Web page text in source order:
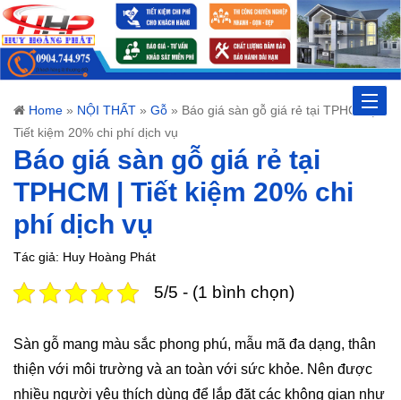
Toggle
Home » NỘI THẤT » Gỗ » Báo giá sàn gỗ giá rẻ tại TPHCM |
Tiết kiệm 20% chi phí dịch vụ
Báo giá sàn gỗ giá rẻ tại
TPHCM | Tiết kiệm 20% chi
phí dịch vụ
Tác giả: Huy Hoàng Phát
5/5 - (1 bình chọn)
Sàn gỗ mang màu sắc phong phú, mẫu mã đa dạng, thân
thiện với môi trường và an toàn với sức khỏe. Nên được
nhiều người yêu thích dùng để lắp đặt các không gian như